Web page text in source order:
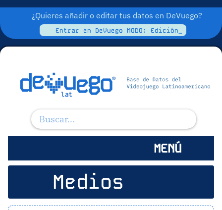
¿Quieres añadir o editar tus datos en DeVuego?
Entrar en DeVuego MODO: Edición_
MENÚ
Medios